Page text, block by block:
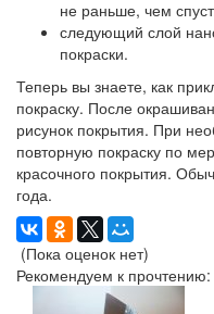
не раньше, чем
следующий слой
покраски.
Теперь вы знаете, как
покраску. После
рисунок покрытия. При
повторную покраску по
красочного покрытия.
года.
(Пока оценок нет)
Рекомендуем к прочтению: